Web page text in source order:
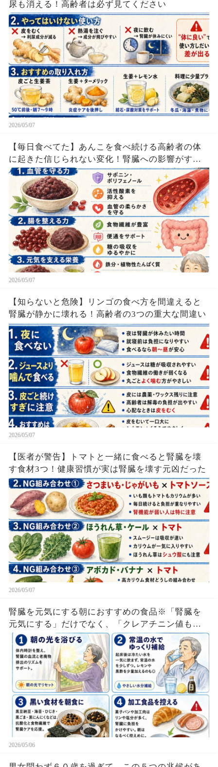
尿も消える！高齢者は必ず見てください
2026/05/07
【毎日食べてた】あんこを食べ続ける高齢者の体
に起きた信じられない変化！腎臓への影響がすご
い
2026/05/07
【知らないと危険】リンゴの食べ方を間違えると
腎臓が静かに壊れる！高齢者の3つの重大な間違い
2026/05/07
【医者が警告】トマトと一緒に食べると腎臓を壊
す食材3つ！健康習慣が実は腎臓を壊す元凶だった
2026/05/07
腎臓を元気にする朝におすすめの食品※「腎臓を
元気にする」だけでなく、「クレアチニン値も下
がった」「透析回避」も！
2026/05/06